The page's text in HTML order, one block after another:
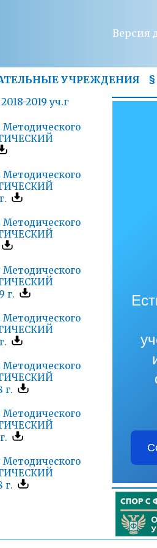
Версия
УЧРЕЖДЕНИЯ
2019 уч.г
г.
г.
г.